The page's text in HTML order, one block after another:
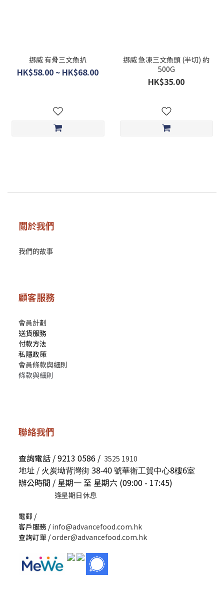
挪威 有骨三文魚扒
HK$58.00 ~ HK$68.00
挪威 急凍三文魚頭 (半切) 約
500G
HK$35.00
關於我們
我們的故事
顧客服務
會員計劃
送貨服務
付款方法
私隱政策
會員條款與細則
條款與細則
聯絡我們
查詢電話 / 9213 0586 / 3525 1910
地址 / 火炭坳背灣街 38-40 號華衛工貿中心8樓6室
辦公時間 / 星期一 至 星期六 (09:00 - 17:45)
逢星期日休息
電郵 /
客戶服務 /info@advancefood.com.hk
查詢訂單 /order@advancefood.com.hk